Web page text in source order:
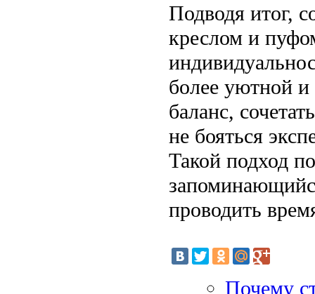
Подводя итог,
креслом и
более уютной
баланс,
не бояться
Такой подход
проводить
Почему